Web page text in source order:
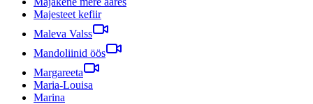
Majesteet kefiir
Maleva Valss
Mandoliinid öös
Margareeta
Maria-Louisa
Marina